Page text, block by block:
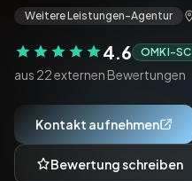
Weitere Leistungen-Agentur
4.6 OMKI-
aus 22 externen Bewertungen
Kontakt aufnehmen
Bewertung schreiben